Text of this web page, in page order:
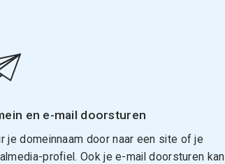
en e-mail doorsturen
je domeinnaam door naar een site of je
profiel. Ook je e-mail doorsturen kan